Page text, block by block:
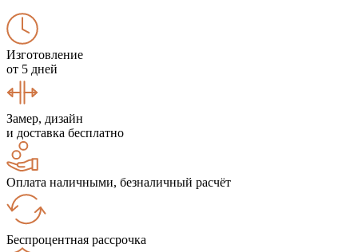
Изготовление
от 5 дней
Замер, дизайн
и доставка бесплатно
Оплата наличными, безналичный расчёт
Беспроцентная рассрочка